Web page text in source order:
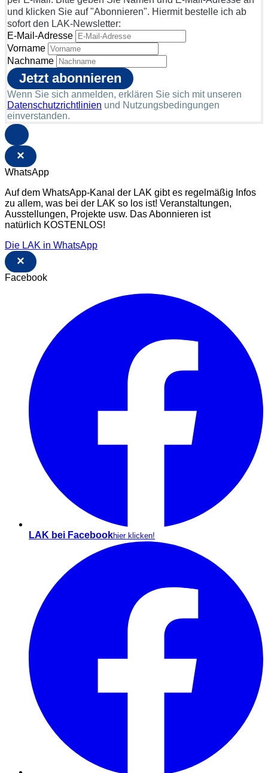
und klicken Sie auf "Abonnieren". Hiermit bestelle ich ab
sofort den LAK-Newsletter:
E-Mail-Adresse
Vorname
Nachname
Wenn Sie sich anmelden, erklären Sie sich mit unseren
Datenschutzrichtlinien und Nutzungsbedingungen
einverstanden.
×
WhatsApp
Auf dem WhatsApp-Kanal der LAK gibt es regelmäßig Infos
zu allem, was bei der LAK so los ist! Veranstaltungen,
Ausstellungen, Projekte usw. Das Abonnieren ist
natürlich KOSTENLOS!
Die LAK in WhatsApp
×
Facebook
LAK bei Facebookhier klicken!